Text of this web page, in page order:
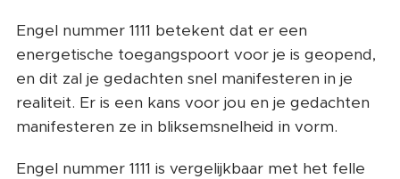
Engel nummer 1111 betekent dat er een
energetische toegangspoort voor je is geopend,
en dit zal je gedachten snel manifesteren in je
realiteit. Er is een kans voor jou en je gedachten
manifesteren ze in bliksemsnelheid in vorm.
Engel nummer 1111 is vergelijkbaar met het felle